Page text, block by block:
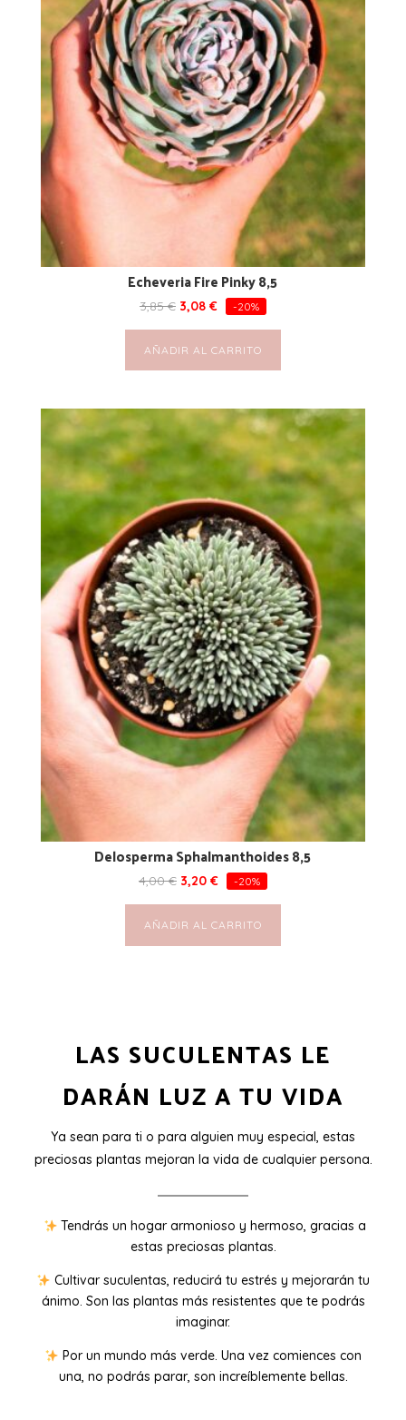
Echeveria Fire Pinky 8,5
3,85€ 3,08 € -20%
AÑADIR AL CARRITO
Delosperma Sphalmanthoides 8,5
4,00€ 3,20 € -20%
AÑADIR AL CARRITO
LAS SUCULENTAS LE
DARÁN LUZ A TU VIDA
Ya sean para ti o para alguien muy especial, estas
preciosas plantas mejoran la vida de cualquier persona.
Tendrás un hogar armonioso y hermoso, gracias a
estas preciosas plantas.
Cultivar suculentas, reducirá tu estrés y mejorarán tu
ánimo. Son las plantas más resistentes que te podrás
imaginar.
Por un mundo más verde. Una vez comiences con
una, no podrás parar, son increíblemente bellas.